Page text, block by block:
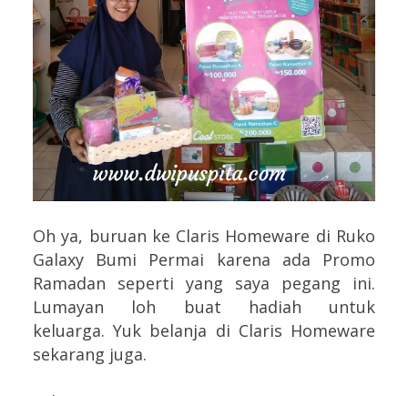
Oh ya, buruan ke Claris Homeware di Ruko
Galaxy Bumi Permai karena ada Promo
Ramadan seperti yang saya pegang ini.
Lumayan loh buat hadiah untuk
keluarga.Yuk belanja di Claris Homeware
sekarang juga.